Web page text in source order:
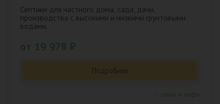
Септики для частного дома, сада, дачи,
производства с высокими и низкими грунтовыми
водами.
Подробнее